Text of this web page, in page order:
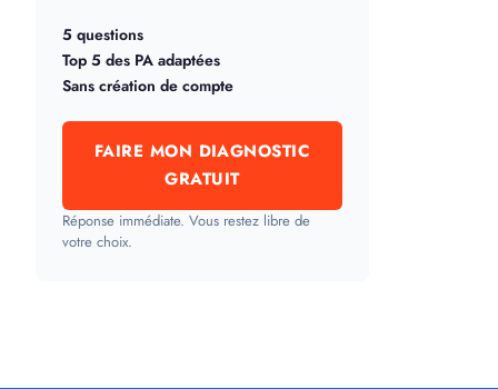
5 questions
Top 5 des PA adaptées
Sans création de compte
FAIRE MON DIAGNOSTIC
GRATUIT
Réponse immédiate. Vous restez libre de
votre choix.